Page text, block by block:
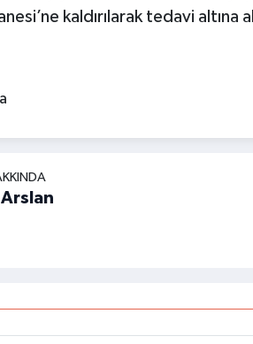
kaldırılarak tedavi altına